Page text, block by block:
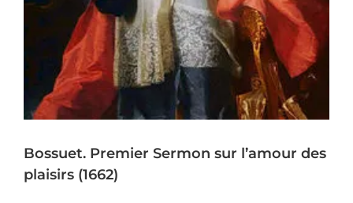
Bossuet. Premier Sermon sur l’amour des
plaisirs (1662)